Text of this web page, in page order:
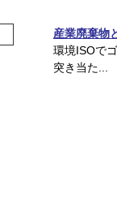
産業廃棄物
環境ISOで
突き当た...